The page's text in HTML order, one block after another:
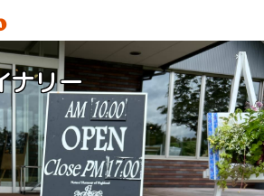
ナリー